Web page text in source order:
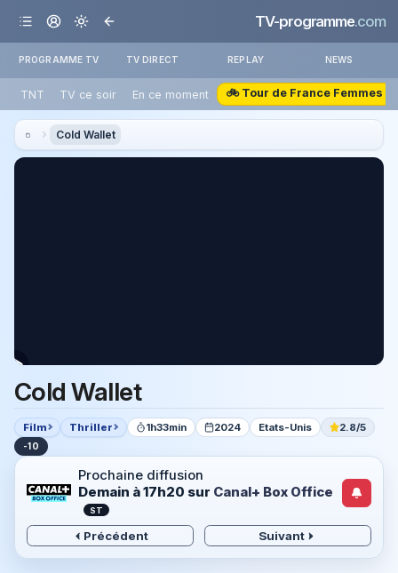
TV-programme.com
PROGRAMME TV TV DIRECT REPLAY NEWS
TNT TV ce soir En ce moment 🚲 Tour de France Femmes
Cold Wallet
Cold Wallet
Film Thriller 1h33min 2024 Etats-Unis 2.8/5
-10
Prochaine diffusion
Demain à 17h20 sur Canal+ Box Office
ST
Précédent Suivant